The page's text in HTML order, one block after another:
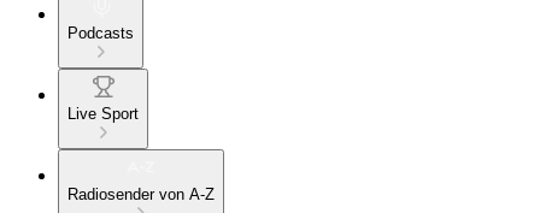
Podcasts
Live Sport
Radiosender von A-Z